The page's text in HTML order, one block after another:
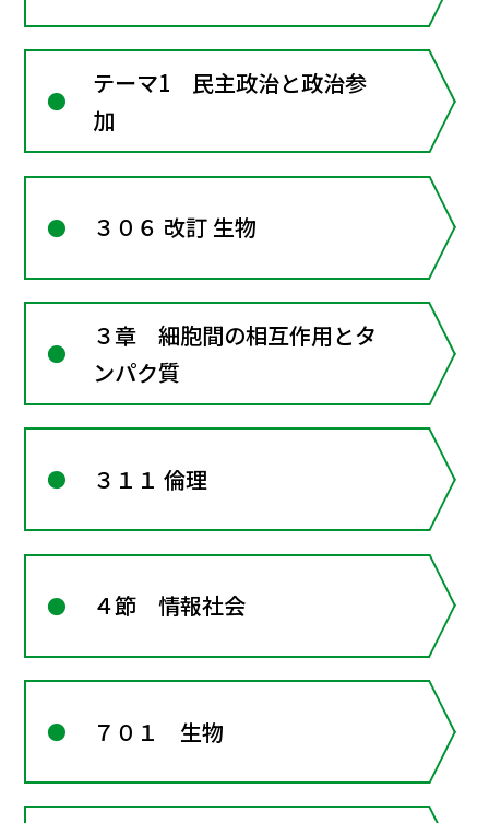
テーマ1 民主政治と政治参
加
３０６ 改訂 生物
３章 細胞間の相互作用とタ
ンパク質
３１１ 倫理
４節 情報社会
７０１ 生物